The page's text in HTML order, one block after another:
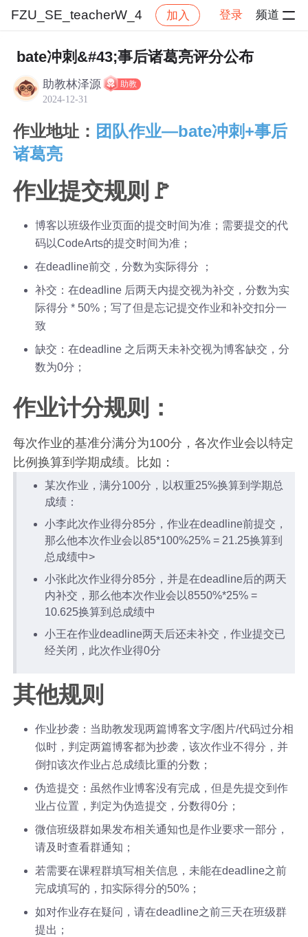
FZU_SE_teacherW_4 加入 登录 频道
社区 FZU_SE_teacherW_4 作业 帖子详情
bate冲刺&#43;事后诸葛亮评分公布
助教林泽源 助教
2024-12-31
作业地址： 团队作业—bate冲刺+事后
诸葛亮
作业提交规则🚩
博客以班级作业页面的提交时间为准；需要提交的代
码以CodeArts的提交时间为准；
在deadline前交，分数为实际得分 ；
补交：在deadline 后两天内提交视为补交，分数为实
际得分 * 50%；写了但是忘记提交作业和补交扣分一
致
缺交：在deadline 之后两天未补交视为博客缺交，分
数为0分；
作业计分规则：
每次作业的基准分满分为100分，各次作业会以特定
比例换算到学期成绩。比如：
某次作业，满分100分，以权重25%换算到学期总
成绩：
小李此次作业得分85分，作业在deadline前提交，
那么他本次作业会以85*100%25% = 21.25换算到
总成绩中>
小张此次作业得分85分，并是在deadline后的两天
内补交，那么他本次作业会以8550%*25% =
10.625换算到总成绩中
小王在作业deadline两天后还未补交，作业提交已
经关闭，此次作业得0分
其他规则
作业抄袭：当助教发现两篇博客文字/图片/代码过分相
似时，判定两篇博客都为抄袭，该次作业不得分，并
倒扣该次作业占总成绩比重的分数；
伪造提交：虽然作业博客没有完成，但是先提交到作
业占位置，判定为伪造提交，分数得0分；
微信班级群如果发布相关通知也是作业要求一部分，
请及时查看群通知；
若需要在课程群填写相关信息，未能在deadline之前
完成填写的，扣实际得分的50%；
如对作业存在疑问，请在deadline之前三天在班级群
提出；